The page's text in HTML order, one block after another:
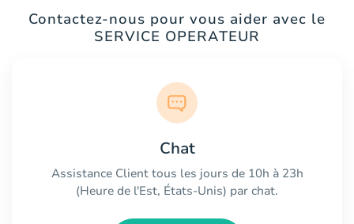
Contactez-nous pour vous aider avec le
SERVICE OPERATEUR
Chat
Assistance Client tous les jours de 10h à 23h
(Heure de l'Est, États-Unis) par chat.